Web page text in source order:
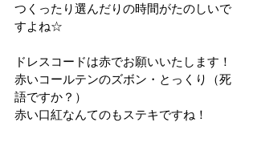
つくったり選んだりの時間がたのしいで
すよね☆
ドレスコードは赤でお願いいたします！
赤いコールテンのズボン・とっくり（死
語ですか？）
赤い口紅なんてのもステキですね！